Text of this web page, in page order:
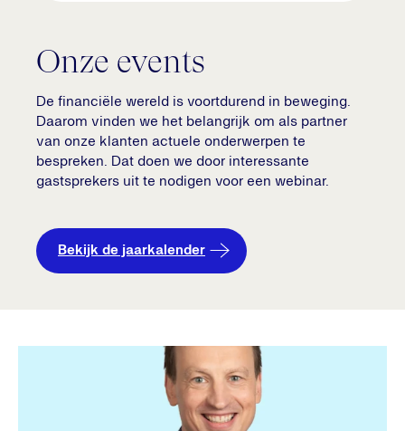
Onze events
De financiële wereld is voortdurend in beweging.
Daarom vinden we het belangrijk om als partner
van onze klanten actuele onderwerpen te
bespreken. Dat doen we door interessante
gastsprekers uit te nodigen voor een webinar.
Bekijk de jaarkalender